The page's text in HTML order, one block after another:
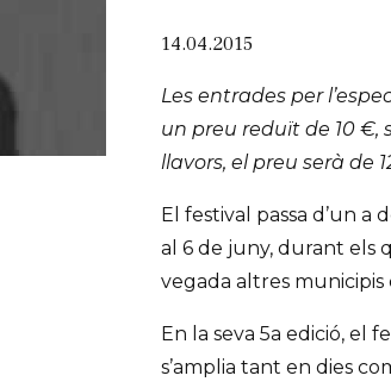
14.04.2015
Les entrades per
un preu reduït de 10 €,
llavors, el preu serà de
El festival passa d’un a
al 6 de juny, durant els
vegada altres municipis
En la seva 5a edició, el
s’amplia tant en dies